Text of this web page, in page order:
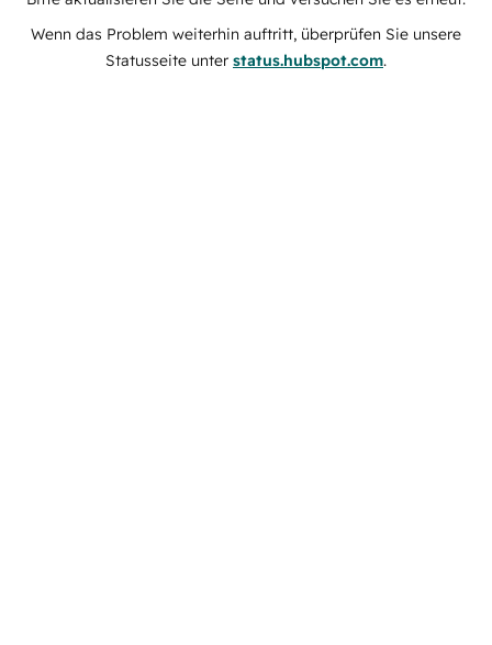
Wenn das Problem weiterhin auftritt, überprüfen Sie unsere
Statusseite unter status.hubspot.com.